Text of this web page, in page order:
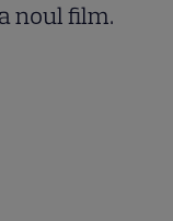
noul film.